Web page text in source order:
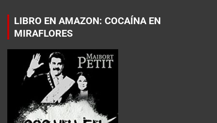
LIBRO EN AMAZON: COCAÍNA EN
MIRAFLORES